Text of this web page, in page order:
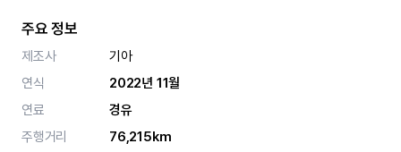
주요 정보
제조사
기아
연식
2022년 11월
연료
경유
주행거리
76,215km